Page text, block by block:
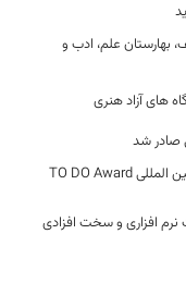
بهارستان علم، ادب و
های آزاد هنری
طرح گردشگری روستای اصفهک طبس برنده جایزه بین المللی TO DO Award
نرم افزاری و سخت افزادی